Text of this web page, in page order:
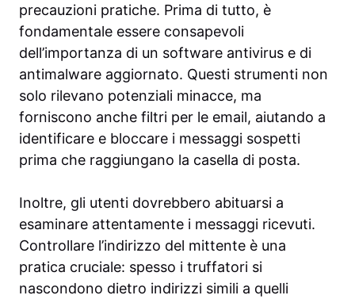
precauzioni pratiche. Prima di tutto, è
fondamentale essere consapevoli
dell’importanza di un software antivirus e di
antimalware aggiornato. Questi strumenti non
solo rilevano potenziali minacce, ma
forniscono anche filtri per le email, aiutando a
identificare e bloccare i messaggi sospetti
prima che raggiungano la casella di posta.
Inoltre, gli utenti dovrebbero abituarsi a
esaminare attentamente i messaggi ricevuti.
Controllare l’indirizzo del mittente è una
pratica cruciale: spesso i truffatori si
nascondono dietro indirizzi simili a quelli